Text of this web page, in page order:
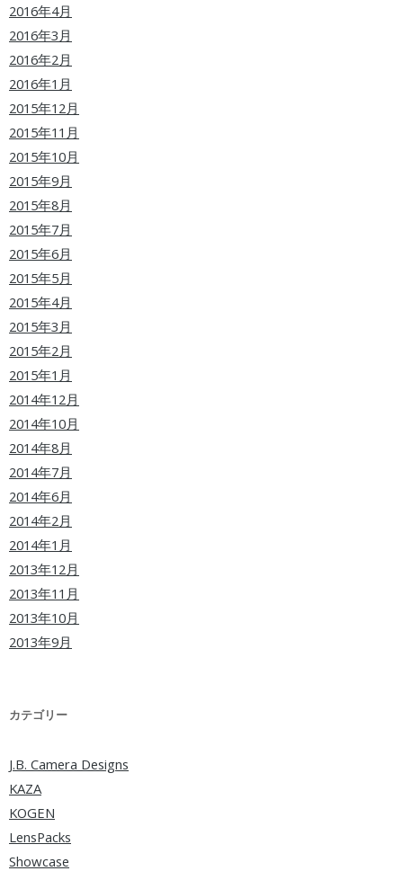
2016年4月
2016年3月
2016年2月
2016年1月
2015年12月
2015年11月
2015年10月
2015年9月
2015年8月
2015年7月
2015年6月
2015年5月
2015年4月
2015年3月
2015年2月
2015年1月
2014年12月
2014年10月
2014年8月
2014年7月
2014年6月
2014年2月
2014年1月
2013年12月
2013年11月
2013年10月
2013年9月
カテゴリー
J.B. Camera Designs
KAZA
KOGEN
LensPacks
Showcase